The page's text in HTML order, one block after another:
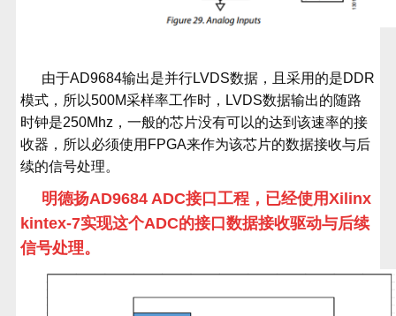
由于AD9684输出是并行LVDS数据，且采用的是DDR
模式，所以500M采样率工作时， LVDS数据输出的随路
时钟是250Mhz ，一般的芯片没有可以的达到该速率的接
收器，所以必须使用 FPGA来作为该芯片的数据接收与后
续的信号处理。
明德扬AD9684 ADC接口工程，已经使用Xilinx
kintex-7实现这个ADC的接口数据接收驱动与后续
信号处理。